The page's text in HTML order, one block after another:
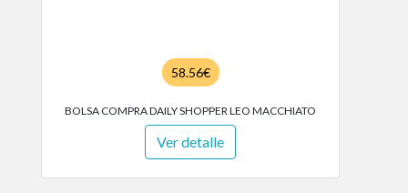
58.56€
BOLSA COMPRA DAILY SHOPPER LEO MACCHIATO
Ver detalle